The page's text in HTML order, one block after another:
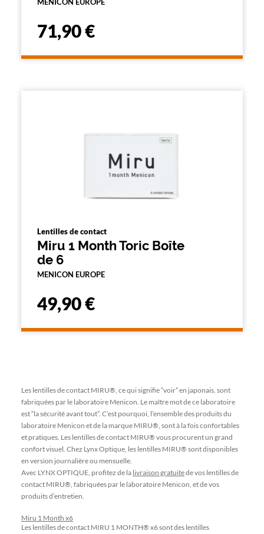
71,90 €
Lentilles de contact
Miru 1 Month Toric Boîte
de 6
MENICON EUROPE
49,90 €
Les lentilles de contact MIRU®, ce qui signifie “voir” en japonais, sont
fabriquées par le laboratoire Menicon. Le maître mot de ce laboratoire
est “la sécurité avant tout”. C’est pourquoi, l’ensemble des produits du
laboratoire Menicon et de la marque MIRU®, sont à la fois confortables
et pratiques. Les lentilles de contact MIRU® vous procurent un grand
confort visuel. Chez Lynx Optique, les lentilles MIRU® sont disponibles
en version journalière ou mensuelle.
Avec LYNX OPTIQUE, profitez de la livraison gratuitede vos lentilles de
contact MIRU®, fabriquées par le laboratoire Menicon, et de vos
produits d’entretien.
Miru 1 Month x6
Les lentilles de contact MIRU 1 MONTH® x6 sont des lentilles